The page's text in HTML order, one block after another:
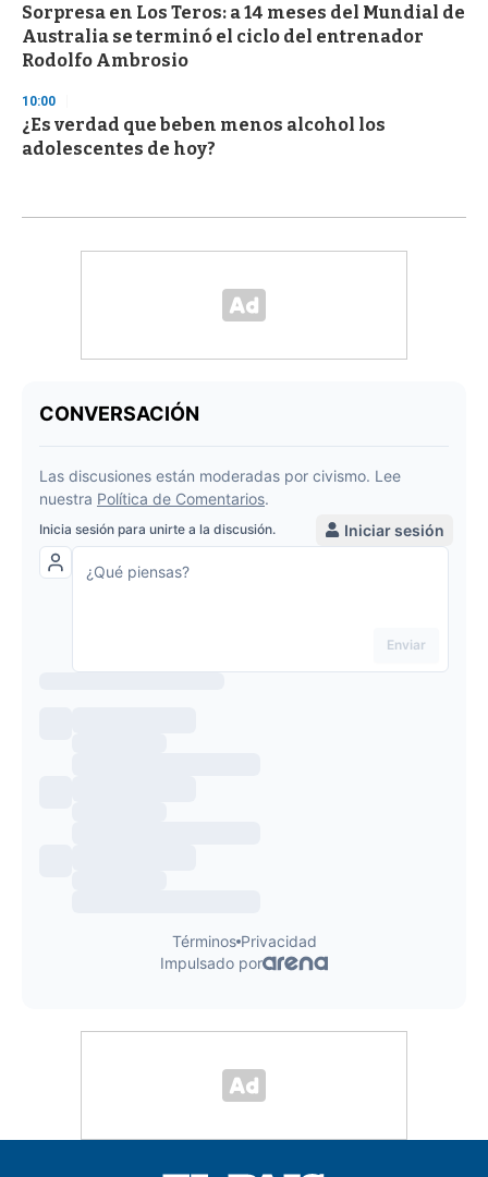
Sorpresa en Los Teros: a 14 meses del Mundial de
Australia se terminó el ciclo del entrenador
Rodolfo Ambrosio
10:00
¿Es verdad que beben menos alcohol los
adolescentes de hoy?